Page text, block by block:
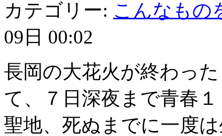
カテゴリー: こんなもの
09日 00:02
長岡の大花火が終わっ
て、７日深夜まで青春
聖地、死ぬまでに一度